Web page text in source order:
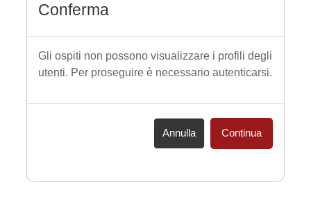
Conferma
Gli ospiti non possono visualizzare i profili degli
utenti. Per proseguire è necessario autenticarsi.
Annulla Continua